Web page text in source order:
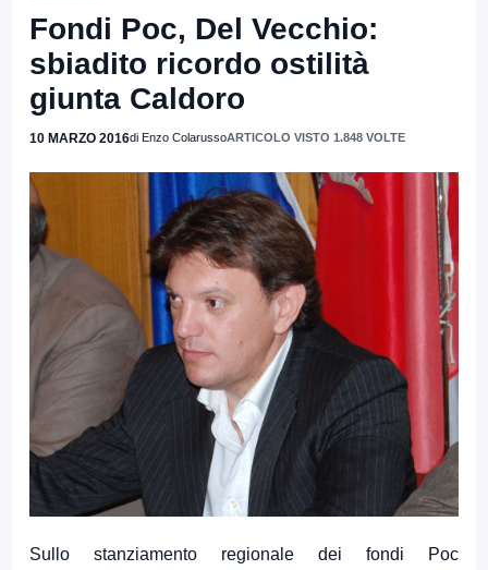
Fondi Poc, Del Vecchio:
sbiadito ricordo ostilità
giunta Caldoro
10 MARZO 2016di Enzo ColarussoARTICOLO VISTO 1.848 VOLTE
Sullo stanziamento regionale dei fondi Poc